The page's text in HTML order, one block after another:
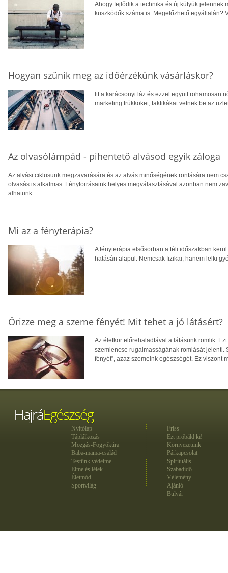
Ahogy fejlődik a technika és új kütyük jelennek
küszködők száma is. Megelőzhető egyáltalán?
Hogyan szűnik meg az időérzékünk vásárláskor?
Itt a karácsonyi láz és ezzel együtt rohamosan
marketing trükköket, taktikákat vetnek be az
Az olvasólámpád - pihentető alvásod egyik záloga
Az alvási ciklusunk megzavarására és az alvás minőségének rontására nem
olvasás is alkalmas. Fényforrásaink helyes megválasztásával azonban nem
alhatunk.
Mi az a fényterápia?
A fényterápia elsősorban a téli időszakban
hatásán alapul. Nemcsak fizikai, hanem lelki
Őrizze meg a szeme fényét! Mit tehet a jó látásért?
Az életkor előrehaladtával a látásunk romlik.
szemlencse rugalmasságának romlását jelenti.
fényét”, azaz szemeink egészségét. Ez viszont
Nyitólap
Táplálkozás
Mozgás-Fogyókúra
Baba-mama-család
Testünk védelme
Elme és lélek
Életmód
Sportvilág
Friss
Ezt próbáld ki!
Környezetünk
Párkapcsolat
Spirituális
Szabadidő
Vélemény
Ajánló
Bulvár